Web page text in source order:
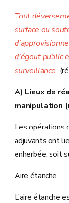
Tout
surface ou
d'égout public
surveillance.
A) Lieux de
manipulation
Les opérations
adjuvants ont
enherbée, soit
Aire étanche
L’aire étanche